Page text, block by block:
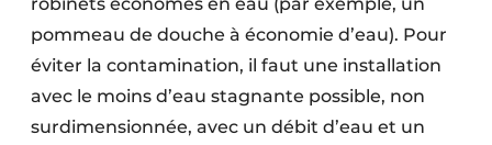
pommeau de douche à économie d’eau). Pour
éviter la contamination, il faut une installation
avec le moins d’eau stagnante possible, non
surdimensionnée, avec un débit d’eau et un